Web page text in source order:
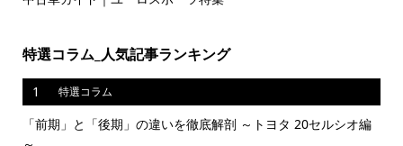
特選コラム_人気記事ランキング
1 特選コラム
「前期」と「後期」の違いを徹底解剖 ～トヨタ 20セルシオ編